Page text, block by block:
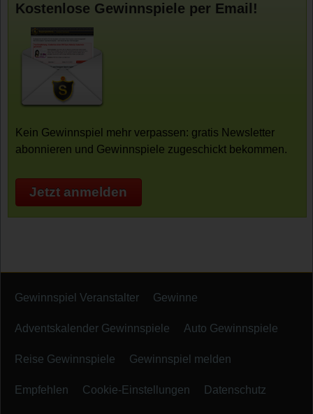
Kostenlose Gewinnspiele per Email!
Kein Gewinnspiel mehr verpassen: gratis Newsletter
abonnieren und Gewinnspiele zugeschickt bekommen.
Jetzt anmelden
Gewinnspiel Veranstalter Gewinne
Adventskalender Gewinnspiele Auto Gewinnspiele
Reise Gewinnspiele Gewinnspiel melden
Empfehlen Cookie-Einstellungen Datenschutz